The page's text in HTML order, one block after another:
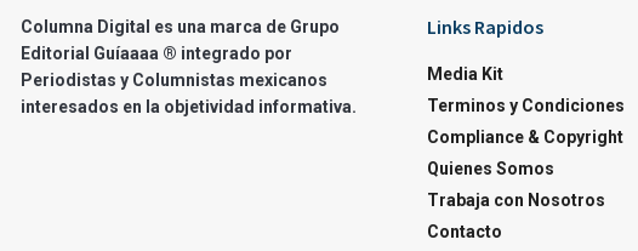
Columna Digital es una marca de Grupo
Editorial Guíaaaa ® integrado por
Periodistas y Columnistas mexicanos
interesados en la objetividad informativa.
Links Rapidos
Media Kit
Terminos y Condiciones
Compliance & Copyright
Quienes Somos
Trabaja con Nosotros
Contacto